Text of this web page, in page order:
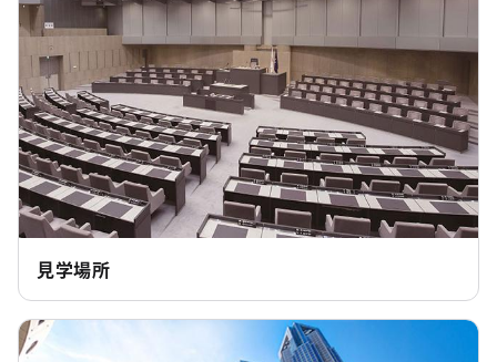
見学場所